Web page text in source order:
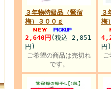
３年物特級品（鶯宿
梅）３００ｇ
2,640円 (税込 2,851
円)
ご希望の商品は売切れ
です。
３
梅
円)